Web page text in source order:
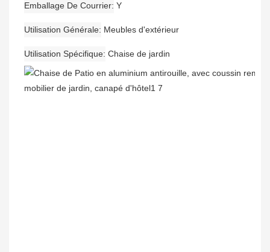
Emballage De Courrier Y
Utilisation Générale Meubles d'extérieur
Utilisation Spécifique Chaise de jardin